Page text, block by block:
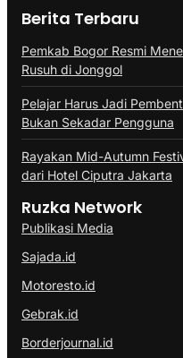
Berita Terbaru
Pemkab Bogor Resmi
Rusuh di Jonggol
Pelajar Harus Jadi
Bukan Sekadar Pengguna
Rayakan Mid-Autumn
dari Hotel Ciputra Jakarta
Ruzka Network
Publikasi Media
Sajada.id
Motoresto.id
Gebrak.id
Borderjournal.id